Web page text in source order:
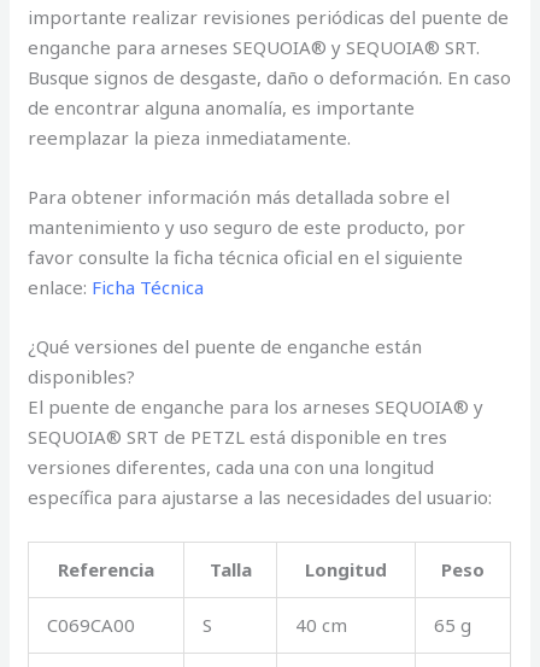
importante realizar revisiones periódicas del puente de
enganche para arneses SEQUOIA® y SEQUOIA® SRT.
Busque signos de desgaste, daño o deformación. En caso
de encontrar alguna anomalía, es importante
reemplazar la pieza inmediatamente.
Para obtener información más detallada sobre el
mantenimiento y uso seguro de este producto, por
favor consulte la ficha técnica oficial en el siguiente
enlace: Ficha Técnica
¿Qué versiones del puente de enganche están
disponibles?
El puente de enganche para los arneses SEQUOIA® y
SEQUOIA® SRT de PETZL está disponible en tres
versiones diferentes, cada una con una longitud
específica para ajustarse a las necesidades del usuario:
Referencia Talla Longitud Peso
C069CA00 S 40 cm 65 g